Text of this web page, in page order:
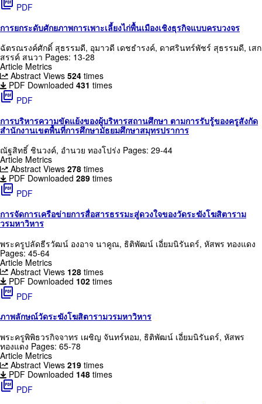
picture_as_pdf PDF
การยกระดับศักยภาพการเพาะเลี้ยงไก่พื้นเมืองเชิงธุรกิจแบบครบวงจร
ฉัตรณรงค์ศักดิ์ สุธรรมดี, อุมาวดี เดชธำรงค์, ดาศรินทร์พัชร์ สุธรรมดี, เสก
สรรค์ สนวา Pages: 13-28
Article Metrics
Abstract Views 524 times
PDF Downloaded 431 times
picture_as_pdf PDF
การบริหารความขัดแย้งของผู้บริหารสถานศึกษา ตามการรับรู้ของครูสังกัด
สำนักงานเขตพื้นที่การศึกษามัธยมศึกษาสมุทรปราการ
ณัฐสิทธิ์ ชินวงค์, อำนวย ทองโปร่ง Pages: 29-44
Article Metrics
Abstract Views 278 times
PDF Downloaded 289times
picture_as_pdf PDF
การจัดการเครือข่ายการสื่อสารธรรมะสู่ดวงใจของวัดระฆังโฆสิตาราม
วรมหาวิหาร
พระครูปลัดธีรวัฒน์ องอาจ นาคูณ, ธิติพัฒน์ เอี่ยมนิรันดร์, หัสพร ทองแดง
Pages: 45-64
Article Metrics
Abstract Views 128 times
PDF Downloaded 102times
picture_as_pdf PDF
ภาพลักษณ์วัดระฆังโฆสิตารามวรมหาวิหาร
พระครูพิพิธวรกิจจาทร เผชิญ จันทร์หอม, ธิติพัฒน์ เอี่ยมนิรันดร์, หัสพร
ทองแดง Pages: 65-78
Article Metrics
Abstract Views 219 times
PDF Downloaded 148times
picture_as_pdf PDF